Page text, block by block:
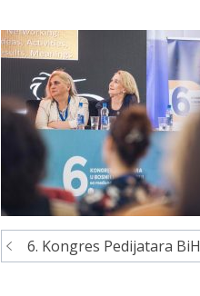
Navigacija
6. Kongres Pedijatara BiH